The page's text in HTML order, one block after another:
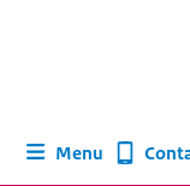
Menu